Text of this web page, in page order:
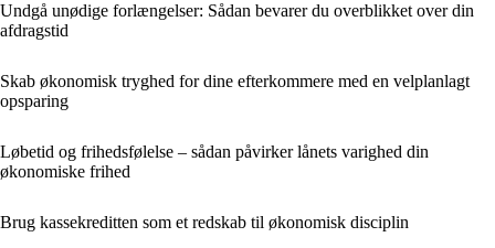
Undgå unødige forlængelser: Sådan bevarer du overblikket over din
afdragstid
Skab økonomisk tryghed for dine efterkommere med en velplanlagt
opsparing
Løbetid og frihedsfølelse – sådan påvirker lånets varighed din
økonomiske frihed
Brug kassekreditten som et redskab til økonomisk disciplin